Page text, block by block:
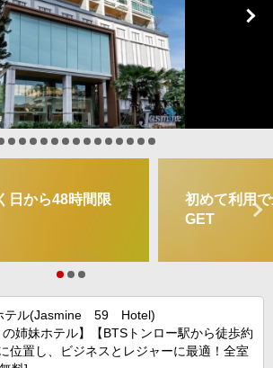
日から48時間限
初めて利用
GET
ル(Jasmine 59 Hotel)
の姉妹ホテル】【BTSトンロー駅から徒歩約
位置し、ビジネスとレジャーに最適！全室